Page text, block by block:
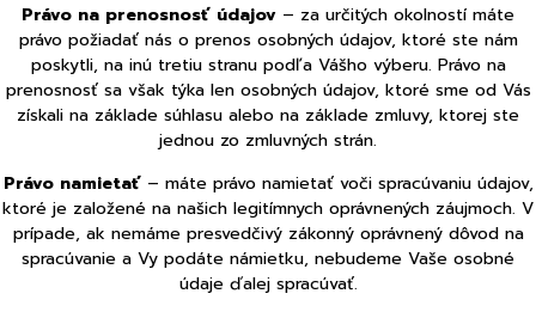
Právo na prenosnosť údajov – za určitých okolností máte
právo požiadať nás o prenos osobných údajov, ktoré ste nám
poskytli, na inú tretiu stranu podľa Vášho výberu. Právo na
prenosnosť sa však týka len osobných údajov, ktoré sme od Vás
získali na základe súhlasu alebo na základe zmluvy, ktorej ste
jednou zo zmluvných strán.
Právo namietať– máte právo namietať voči spracúvaniu údajov,
ktoré je založené na našich legitímnych oprávnených záujmoch. V
prípade, ak nemáme presvedčivý zákonný oprávnený dôvod na
spracúvanie a Vy podáte námietku, nebudeme Vaše osobné
údaje ďalej spracúvať.